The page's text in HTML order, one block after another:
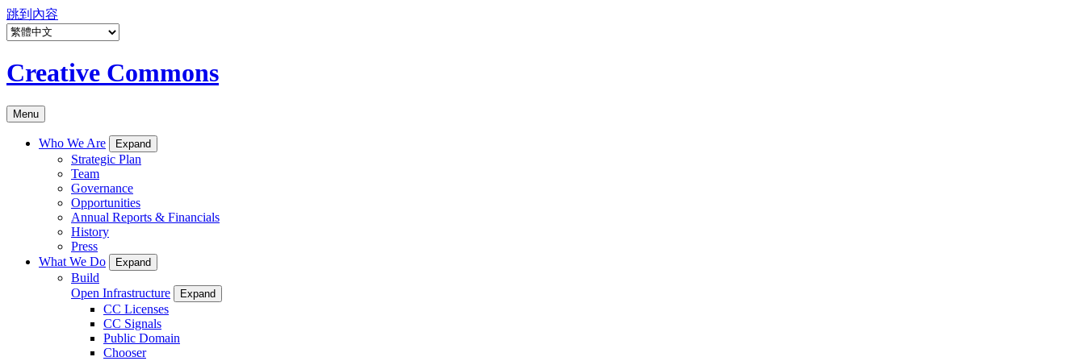
跳到內容
Creative Commons
Menu
Who We Are Expand
Strategic Plan
Team
Governance
Opportunities
Annual Reports & Financials
History
Press
What We Do
Expand
Build
Open Infrastructure
Expand
CC Licenses
CC Signals
Public Domain
Chooser